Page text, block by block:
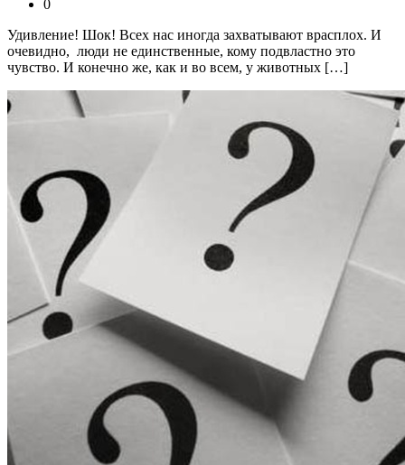
0
Удивление! Шок! Всех нас иногда захватывают врасплох. И
очевидно, люди не единственные, кому подвластно это
чувство. И конечно же, как и во всем, у животных […]